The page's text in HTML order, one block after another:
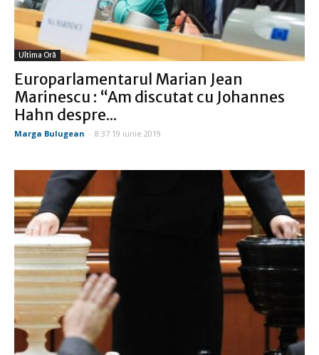
Ultima Oră
Europarlamentarul Marian Jean
Marinescu : “Am discutat cu Johannes
Hahn despre...
Marga Bulugean - 8:37 19 iunie 2019